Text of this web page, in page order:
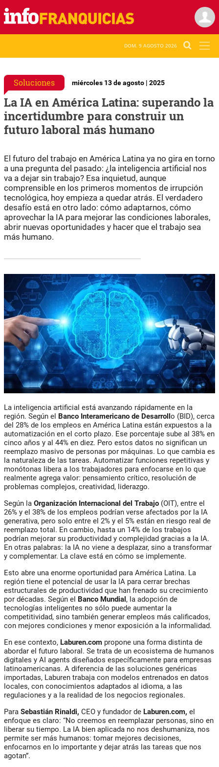
DOM. 9 AGOSTO 2026
Soluciones miércoles 13 de agosto | 2025
La IA en América Latina: superando la
incertidumbre para construir un
futuro laboral más humano
El futuro del trabajo en América Latina ya no gira en torno
a una pregunta del pasado: ¿la inteligencia artificial nos
va a dejar sin trabajo? Esa inquietud, aunque
comprensible en los primeros momentos de irrupción
tecnológica, hoy empieza a quedar atrás. El verdadero
desafío está en otro lado: cómo adaptarnos, cómo
aprovechar la IA para mejorar las condiciones laborales,
abrir nuevas oportunidades y hacer que el trabajo sea
más humano.
La inteligencia artificial está avanzando rápidamente en la
región. Según el Banco Interamericano de Desarrollo (BID), cerca
del 28% de los empleos en América Latina están expuestos a la
automatización en el corto plazo. Ese porcentaje sube al 38% en
cinco años y al 44% en diez. Pero estos datos no significan un
reemplazo masivo de personas por máquinas. Lo que cambia es
la naturaleza de las tareas. Automatizar funciones repetitivas y
monótonas libera a los trabajadores para enfocarse en lo que
realmente agrega valor: pensamiento crítico, resolución de
problemas complejos, creatividad, liderazgo.
Según la Organización Internacional del Trabajo (OIT), entre el
26% y el 38% de los empleos podrían verse afectados por la IA
generativa, pero solo entre el 2% y el 5% están en riesgo real de
reemplazo total. En cambio, hasta un 14% de los trabajos
podrían mejorar su productividad y complejidad gracias a la IA.
En otras palabras: la IA no viene a desplazar, sino a transformar
y complementar. La clave está en cómo se implemente.
Esto abre una enorme oportunidad para América Latina. La
región tiene el potencial de usar la IA para cerrar brechas
estructurales de productividad que han frenado su crecimiento
por décadas. Según el Banco Mundial, la adopción de
tecnologías inteligentes no sólo puede aumentar la
competitividad, sino también generar empleos más calificados,
con mejores condiciones y menor exposición a la informalidad.
En ese contexto, Laburen.com propone una forma distinta de
abordar el futuro laboral. Se trata de un ecosistema de humanos
digitales y AI agents diseñados específicamente para empresas
latinoamericanas. A diferencia de las soluciones genéricas
importadas, Laburen trabaja con modelos entrenados en datos
locales, con conocimientos adaptados al idioma, a las
regulaciones y a la realidad de los negocios regionales.
Para Sebastián Rinaldi, CEO y fundador de Laburen.com, el
enfoque es claro: “No creemos en reemplazar personas, sino en
liberar su tiempo. La IA bien aplicada no nos deshumaniza, nos
permite ser más humanos: tomar mejores decisiones,
enfocarnos en lo importante y dejar atrás las tareas que nos
agotan”.